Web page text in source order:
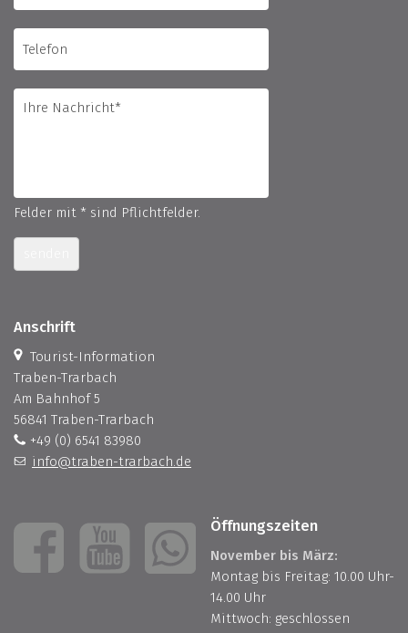
Felder mit * sind Pflichtfelder.
Anschrift
Tourist-Information
Traben-Trarbach
Am Bahnhof 5
56841 Traben-Trarbach
+49 (0) 6541 83980
info@traben-trarbach.de
Öffnungszeiten
November bis März:
Montag bis Freitag: 10.00 Uhr-
14.00 Uhr
Mittwoch: geschlossen